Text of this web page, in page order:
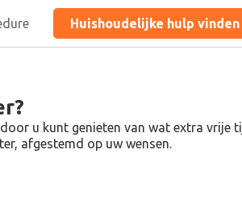
Huishoudelijke hulp vinden
u kunt genieten van wat extra vrije
afgestemd op uw wensen.